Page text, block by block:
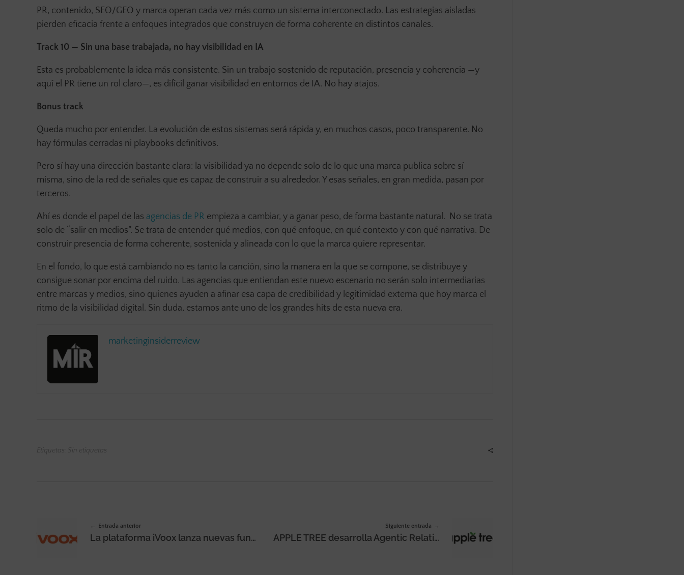
PR, contenido, SEO/GEO y marca operan cada vez más como un sistema interconectado. Las estrategias aisladas
pierden eficacia frente a enfoques integrados que construyen de forma coherente en distintos canales.
Track 10 — Sin una base trabajada, no hay visibilidad en IA
Esta es probablemente la idea más consistente. Sin un trabajo sostenido de reputación, presencia y coherencia —y
aquí el PR tiene un rol claro—, es difícil ganar visibilidad en entornos de IA. No hay atajos.
Bonus track
Queda mucho por entender. La evolución de estos sistemas será rápida y, en muchos casos, poco transparente. No
hay fórmulas cerradas ni playbooks definitivos.
Pero sí hay una dirección bastante clara: la visibilidad ya no depende solo de lo que una marca publica sobre sí
misma, sino de la red de señales que es capaz de construir a su alrededor. Y esas señales, en gran medida, pasan por
terceros.
Ahí es donde el papel de las agencias de PR empieza a cambiar, y a ganar peso, de forma bastante natural. No se trata
solo de “salir en medios”. Se trata de entender qué medios, con qué enfoque, en qué contexto y con qué narrativa. De
construir presencia de forma coherente, sostenida y alineada con lo que la marca quiere representar.
En el fondo, lo que está cambiando no es tanto la canción, sino la manera en la que se compone, se distribuye y
consigue sonar por encima del ruido. Las agencias que entiendan este nuevo escenario no serán solo intermediarias
entre marcas y medios, sino quienes ayuden a afinar esa capa de credibilidad y legitimidad externa que hoy marca el
ritmo de la visibilidad digital. Sin duda, estamos ante uno de los grandes hits de esta nueva era.
marketinginsiderreview
Etiquetas: Sin etiquetas
Entrada anterior
La plataforma iVoox lanza nuevas funcionalidades basadas en IA para ayudar a «ahorrar tiempo en la publicación y gestión» de los podcasts
Siguiente entrada
APPLE TREE desarrolla Agentic Relations, una metodología para auditar cómo los modelos de IA interpretan y recomiendan las marcas